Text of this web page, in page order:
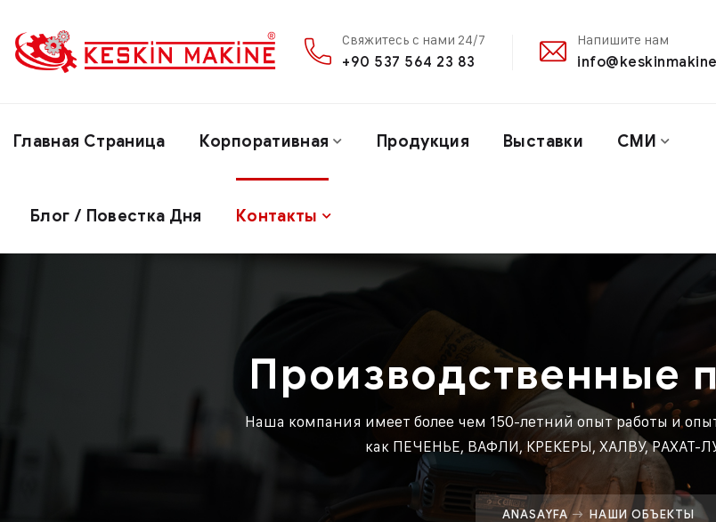
Свяжитесь с нами 24/7
+90 537 564 23 83
Напишите нам
Главная Страница Корпоративная Продукция Выставки СМИ
Блог / Повестка Дня Контакты
Производственные
Наша компания имеет более чем 150-летний опыт работы и
как ПЕЧЕНЬЕ, ВАФЛИ, КРЕКЕРЫ, ХАЛВУ, РАХАТ-
ANASAYFA НАШИ ОБЪЕКТЫ